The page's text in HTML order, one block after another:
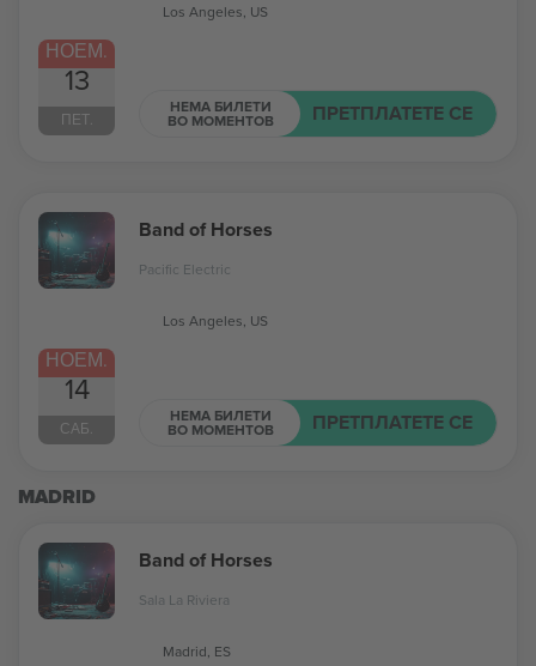
НОЕМ.
13
ПЕТ.
Los Angeles, US
НЕМА БИЛЕТИ
ВО МОМЕНТОВ ПРЕТПЛАТЕТЕ СЕ
НОЕМ.
14
САБ.
Band of Horses
Pacific Electric
Los Angeles, US
НЕМА БИЛЕТИ
ВО МОМЕНТОВ ПРЕТПЛАТЕТЕ СЕ
MADRID
Band of Horses
Sala La Riviera
Madrid, ES